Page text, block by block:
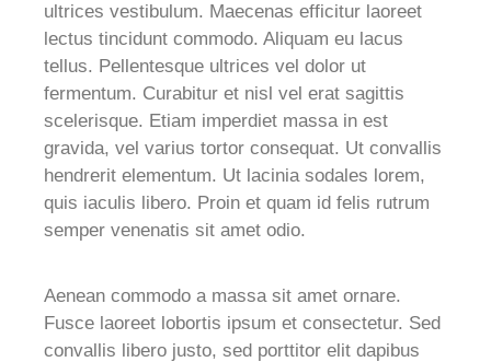
ultrices vestibulum. Maecenas efficitur laoreet
lectus tincidunt commodo. Aliquam eu lacus
tellus. Pellentesque ultrices vel dolor ut
fermentum. Curabitur et nisl vel erat sagittis
scelerisque. Etiam imperdiet massa in est
gravida, vel varius tortor consequat. Ut convallis
hendrerit elementum. Ut lacinia sodales lorem,
quis iaculis libero. Proin et quam id felis rutrum
semper venenatis sit amet odio.
Aenean commodo a massa sit amet ornare.
Fusce laoreet lobortis ipsum et consectetur. Sed
convallis libero justo, sed porttitor elit dapibus